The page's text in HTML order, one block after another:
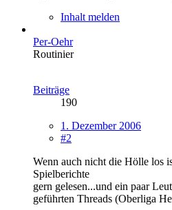
Inhalt melden
Per-Oehr
Routinier
Beiträge
190
1. Dezember 2006
#2
Wenn auch nicht die Hölle los
Spielberichte
gern gelesen...und ein paar
geführten Threads (Oberliga